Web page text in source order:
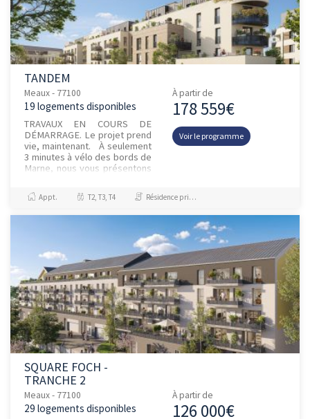
TANDEM
Meaux - 77100
19 logements disponibles
TRAVAUX EN COURS DE
DÉMARRAGE. Le projet prend
vie, maintenant. À seulement
3 minutes à vélo des bords de
Marne, nous vous présentons
contemporaine de 58
appartemen...
À partir de
178 559€
Voir le programme
Appt. T2, T3, T4 Résidence principale / PTZ, Investissement et Défiscalisation
SQUARE FOCH -
TRANCHE 2
Meaux - 77100
29 logements disponibles
À partir de
126 000€